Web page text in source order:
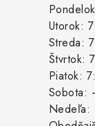
Utorok:
Streda:
Štvrtok:
Piatok:
Sobota:
Nedeľa: